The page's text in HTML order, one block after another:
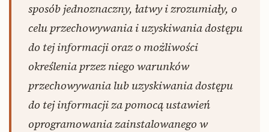
sposób jednoznaczny, łatwy i zrozumiały, o
celu przechowywania i uzyskiwania dostępu
do tej informacji oraz o możliwości
określenia przez niego warunków
przechowywania lub uzyskiwania dostępu
do tej informacji za pomocą ustawień
oprogramowania zainstalowanego w